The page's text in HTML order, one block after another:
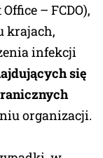
– FCDO),
krajach,
infekcji
się
organizacji.